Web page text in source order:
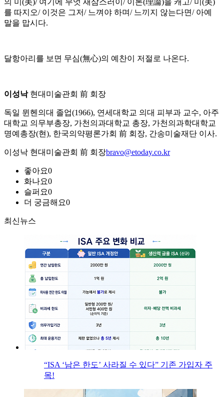
의 미(美)/ 여기에 무엇 새삼스러이/ 이론(理論)을 캐고/ 미(美)
를 따지오/ 이것은 그저/ 느껴야 하며/ 느끼지 않는다면/ 아예
말을 맙시다.
달항아리를 보면 무심(無心)의 예찬이 저절로 나온다.
이성낙현대미술관회 前 회장
독일 뮌헨의대 졸업(1966), 연세대학교 의대 피부과 교수, 아주
대학교 의무부총장, 가천의과대학교 총장, 가천의과학대학교
명예총장(현), 한국의약평론가회 前 회장, 간송미술재단 이사.
이성낙 현대미술관회 前 회장bravo@etoday.co.kr
좋아요0
화나요0
슬퍼요0
더 궁금해요0
최신뉴스
“ISA ‘남은 한도’ 사라질 수 있다” 기존 가입자 주
목!